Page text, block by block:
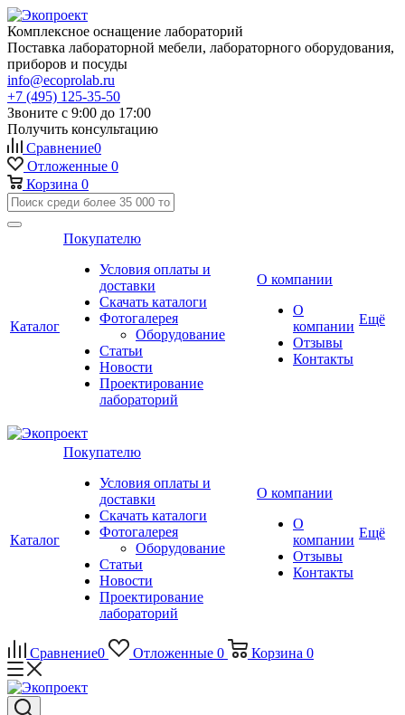
Комплексное оснащение лабораторий
Поставка лабораторной мебели, лабораторного оборудования,
приборов и посуды
info@ecoprolab.ru
+7 (495) 125-35-50
Звоните с 9:00 до 17:00
Получить консультацию
Сравнение0
Отложенные 0
Корзина 0
Каталог
Покупателю
Условия оплаты и
доставки
Скачать каталоги
Фотогалерея
Оборудование
Статьи
Новости
Проектирование
лабораторий
О компании
О
компании
Отзывы
Контакты
Ещё
Каталог
Покупателю
Условия оплаты и
доставки
Скачать каталоги
Фотогалерея
Оборудование
Статьи
Новости
Проектирование
лабораторий
О компании
О
компании
Отзывы
Контакты
Ещё
Сравнение0 Отложенные 0 Корзина 0